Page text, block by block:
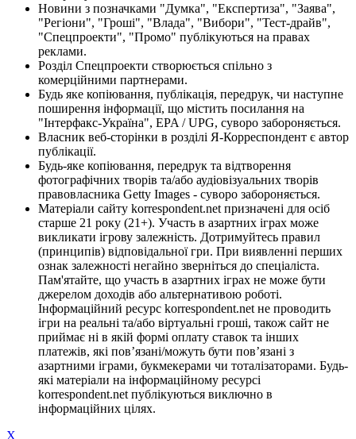
Новини з позначками "Думка", "Експертиза", "Заява",
"Регіони", "Гроші", "Влада", "Вибори", "Тест-драйв",
"Спецпроекти", "Промо" публікуються на правах
реклами.
Розділ Спецпроекти створюється спільно з
комерційними партнерами.
Будь яке копіювання, публікація, передрук, чи наступне
поширення інформації, що містить посилання на
"Інтерфакс-Україна", EPA / UPG, суворо забороняється.
Власник веб-сторінки в розділі Я-Корреспондент є автор
публікації.
Будь-яке копіювання, передрук та відтворення
фотографічних творів та/або аудіовізуальних творів
правовласника Getty Images - суворо забороняється.
Матеріали сайту korrespondent.net призначені для осіб
старше 21 року (21+). Участь в азартних іграх може
викликати ігрову залежність. Дотримуйтесь правил
(принципів) відповідальної гри. При виявленні перших
ознак залежності негайно зверніться до спеціаліста.
Пам'ятайте, що участь в азартних іграх не може бути
джерелом доходів або альтернативою роботі.
Інформаційний ресурс korrespondent.net не проводить
ігри на реальні та/або віртуальні гроші, також сайт не
приймає ні в якій формі оплату ставок та інших
платежів, які пов’язані/можуть бути пов’язані з
азартними іграми, букмекерами чи тоталізаторами. Будь-
які матеріали на інформаційному ресурсі
korrespondent.net публікуються виключно в
інформаційних цілях.
X